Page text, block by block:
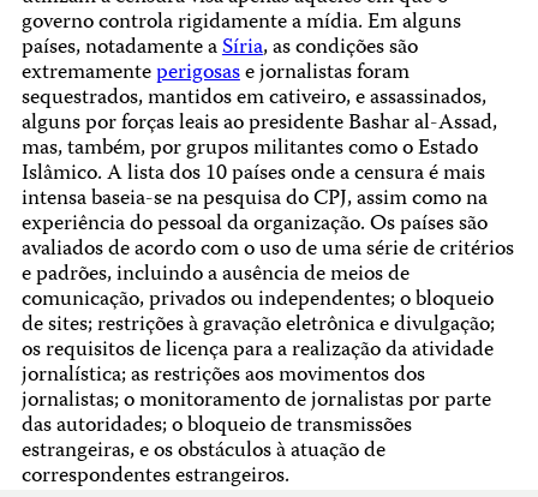
governo controla rigidamente a mídia. Em alguns
países, notadamente aSíria, as condições são
extremamenteperigosase jornalistas foram
sequestrados, mantidos em cativeiro, e assassinados,
alguns por forças leais ao presidente Bashar al-Assad,
mas, também, por grupos militantes como o Estado
Islâmico. A lista dos 10 países onde a censura é mais
intensa baseia-se na pesquisa do CPJ, assim como na
experiência do pessoal da organização. Os países são
avaliados de acordo com o uso de uma série de critérios
e padrões, incluindo a ausência de meios de
comunicação, privados ou independentes; o bloqueio
de sites; restrições à gravação eletrônica e divulgação;
os requisitos de licença para a realização da atividade
jornalística; as restrições aos movimentos dos
jornalistas; o monitoramento de jornalistas por parte
das autoridades; o bloqueio de transmissões
estrangeiras, e os obstáculos à atuação de
correspondentes estrangeiros.